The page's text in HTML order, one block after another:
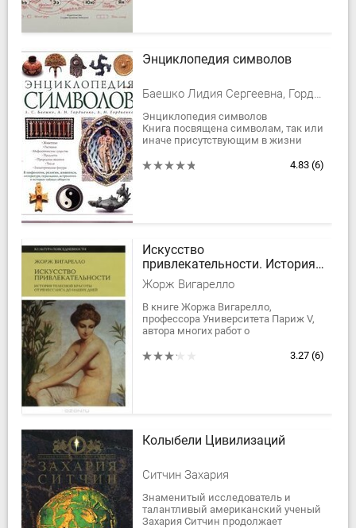
Энциклопедия символов
Баешко Лидия Сергеевна, Гордиенко Александр Николаевич
Энциклопедия символов
Книга посвящена символам, так или
иначе присутствующим в жизни
Символы занимают в нашей жизни
4.83 (6)
Искусство
привлекательности. История
телесной красоты от
ренессанса до наших дней
Жорж Вигарелло
В книге Жоржа Вигарелло,
профессора Университета Париж V,
автора многих работ о
истории тела, прослеживается3.27 (6)
Колыбели Цивилизаций
Ситчин Захария
Знаменитый исследователь и
талантливый американский ученый
Захария Ситчин продолжает